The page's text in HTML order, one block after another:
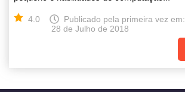
4.0
Publicado pela primeira vez em:
28 de Julho de 2018